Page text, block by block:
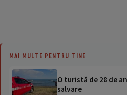
MAI MULTE PENTRU TINE
O turistă de 28 de
salvare